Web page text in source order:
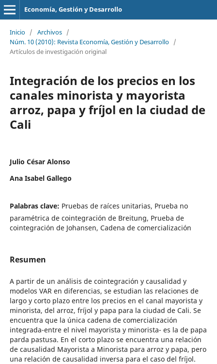
Economía, Gestión y Desarrollo
Inicio / Archivos /
Núm. 10 (2010): Revista Economía, Gestión y Desarrollo /
Artículos de investigación original
Integración de los precios en los
canales minorista y mayorista
arroz, papa y fríjol en la ciudad de
Cali
Julio César Alonso
Ana Isabel Gallego
Palabras clave: Pruebas de raíces unitarias, Prueba no
paramétrica de cointegración de Breitung, Prueba de
cointegración de Johansen, Cadena de comercialización
Resumen
A partir de un análisis de cointegración y causalidad y
modelos VAR en diferencias, se estudian las relaciones de
largo y corto plazo entre los precios en el canal mayorista y
minorista, del arroz, fríjol y papa para la ciudad de Cali. Se
encuentra que la única cadena de comercialización
integrada-entre el nivel mayorista y minorista- es la de papa
parda pastusa. En el corto plazo se encuentra una relación
de causalidad Mayorista a Minorista para arroz y papa, pero
una relación de causalidad inversa para el caso del fríjol.